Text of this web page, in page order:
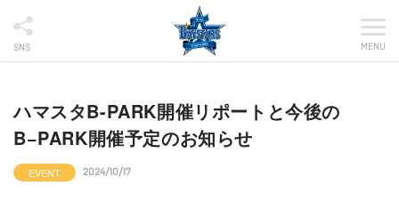
SNS MENU
ハマスタB-PARK開催リポートと今後の
B−PARK開催予定のお知らせ
EVENT 2024/10/17